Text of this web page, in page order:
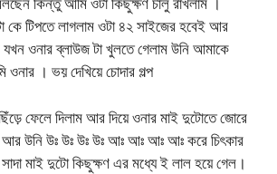
কে টিপতে লাগলাম ওটা ৪২ সাইজের হবেই আর
ওনার ব্লাউজ টা খুলতে গেলাম উনি আমাকে
ওনার । ভয় দেখিয়ে চোদার গল্প
ফেলে দিলাম আর দিয়ে ওনার মাই দুটোতে জোরে
আর উনি উঃ উঃ উঃ উঃ আঃ আঃ আঃ আঃ করে চিৎকার
মাই দুটো কিছুক্ষণ এর মধ্যে ই লাল হয়ে গেল।